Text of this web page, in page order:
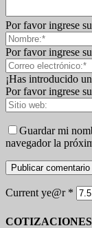
Por favor ingrese
Por favor ingrese
¡Has introducido
Por favor ingrese
Guardar mi
navegador la
Current ye@r *